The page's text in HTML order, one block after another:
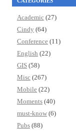
Academic (27)
Cindy (64)
Conference (11)
English (22)
GIS (58)
Misc (267)
Mobile (22)
Moments (40)
must-know (6)
Pubs (88)